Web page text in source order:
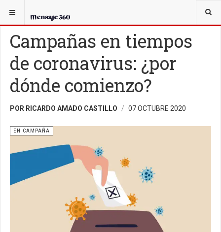
USTED ESTÁ AQUÍ:
Campañas en tiempos
de coronavirus: ¿por
dónde comienzo?
POR RICARDO AMADO CASTILLO 07 OCTUBRE 2020
EN CAMPAÑA